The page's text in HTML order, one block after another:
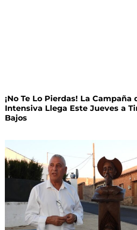
¡No Te Lo Pierdas! La Campaña
Intensiva Llega Este Jueves a
Bajos